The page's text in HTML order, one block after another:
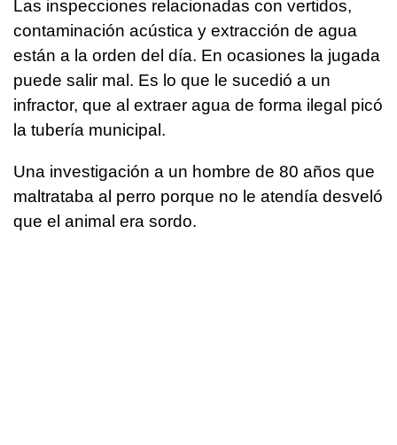
Las inspecciones relacionadas con vertidos,
contaminación acústica y extracción de agua
están a la orden del día. En ocasiones la jugada
puede salir mal. Es lo que le sucedió a un
infractor, que al extraer agua de forma ilegal picó
la tubería municipal.
Una investigación a un hombre de 80 años que
maltrataba al perro porque no le atendía desveló
que el animal era sordo.